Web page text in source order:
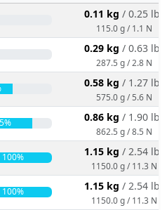
0.11 kg / 0.25 lbs
115.0 g / 1.1 N
0.29 kg / 0.63 lbs
287.5 g / 2.8 N
0.58 kg / 1.27 lbs
575.0 g / 5.6 N
0.86 kg / 1.90 lbs
862.5 g / 8.5 N
100% 1.15 kg / 2.54 lbs
1150.0 g / 11.3 N
100% 1.15 kg / 2.54 lbs
1150.0 g / 11.3 N